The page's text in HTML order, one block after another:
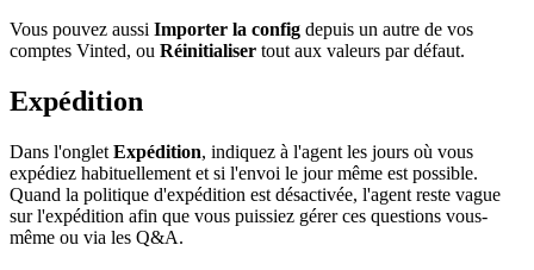
Vous pouvez aussi Importer la config depuis un autre de vos
comptes Vinted, ou Réinitialiser tout aux valeurs par défaut.
Expédition
Dans l'onglet Expédition, indiquez à l'agent les jours où vous
expédiez habituellement et si l'envoi le jour même est possible.
Quand la politique d'expédition est désactivée, l'agent reste vague
sur l'expédition afin que vous puissiez gérer ces questions vous-
même ou via les Q&A.